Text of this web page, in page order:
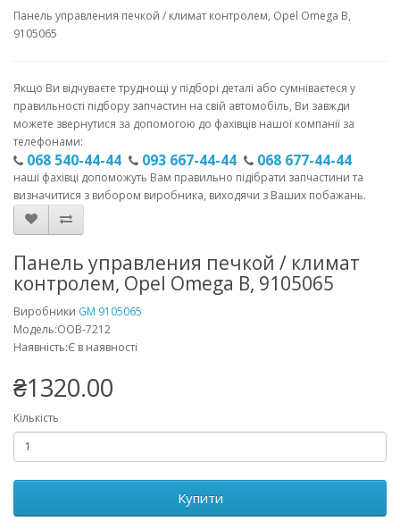
Панель управления печкой / климат контролем, Opel Omega В,
9105065
Якщо Ви відчуваєте труднощі у підборі деталі або сумніваєтеся у
правильності підбору запчастин на свій автомобіль, Ви завжди
можете звернутися за допомогою до фахівців нашої компанії за
телефонами:
068 540-44-44 093 667-44-44 068 677-44-44
наші фахівці допоможуть Вам правильно підібрати запчастини та
визначитися з вибором виробника, виходячи з Ваших побажань.
Панель управления печкой / климат
контролем, Opel Omega В, 9105065
Виробники GM 9105065
Модель:OOB-7212
Наявність:Є в наявності
₴1320.00
Кількість
Купити